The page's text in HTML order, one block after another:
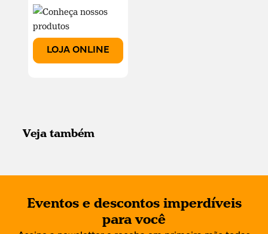
LOJA ONLINE
Veja também
Eventos e descontos imperdíveis
para você